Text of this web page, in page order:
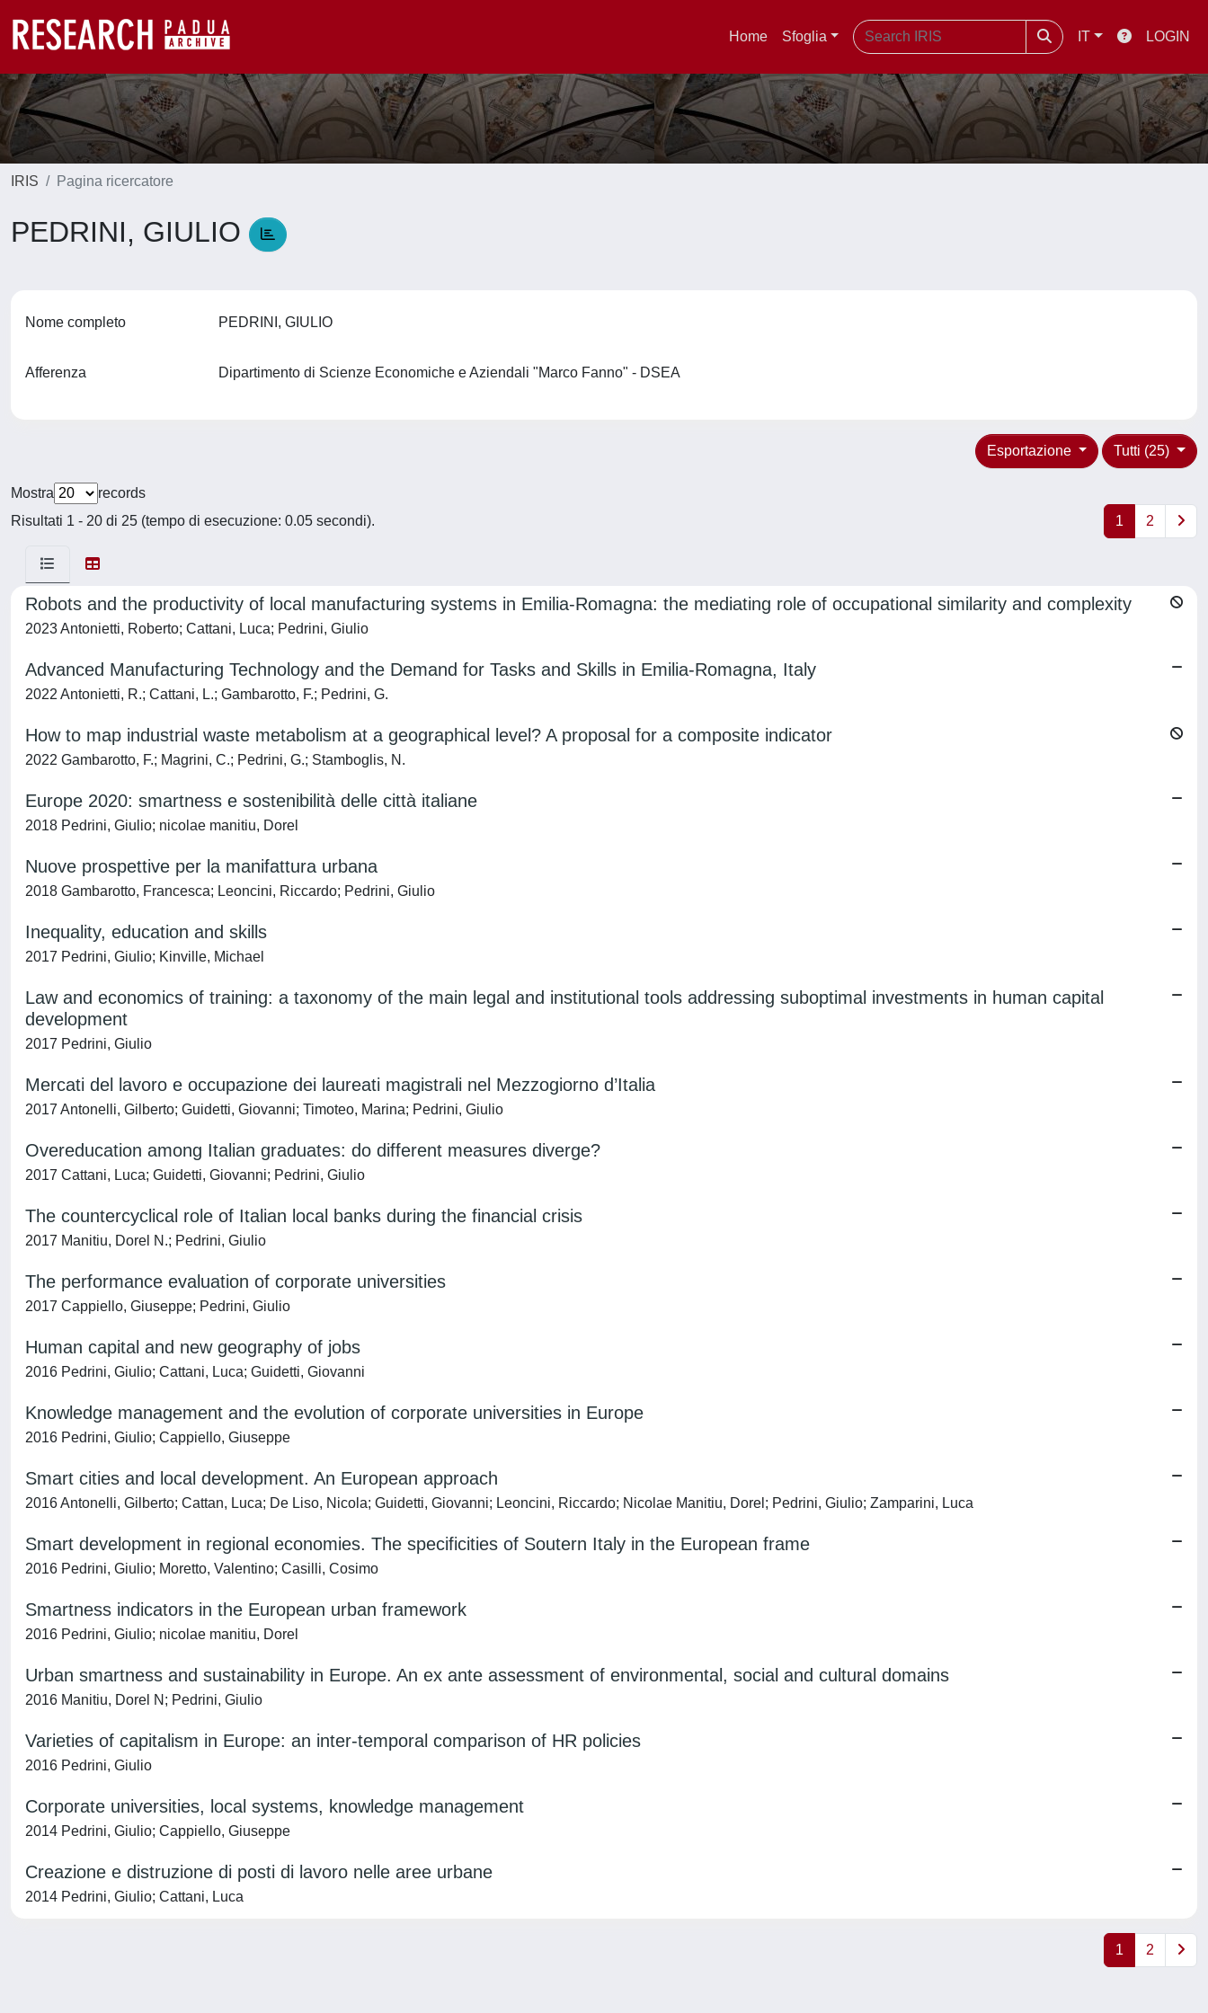
Home Sfoglia IT LOGIN
IRIS Pagina ricercatore
PEDRINI, GIULIO
Nome completo PEDRINI, GIULIO
Afferenza Dipartimento di Scienze Economiche e Aziendali "Marco Fanno" - DSEA
Tutti (25)
Esportazione
Mostra
records
Risultati 1 - 20 di 25 (tempo di esecuzione: 0.05 secondi).
1 2
Robots and the productivity of local manufacturing systems in Emilia-Romagna: the mediating role of occupational similarity and complexity
2023 Antonietti, Roberto; Cattani, Luca; Pedrini, Giulio
Advanced Manufacturing Technology and the Demand for Tasks and Skills in Emilia-Romagna, Italy
2022 Antonietti, R.; Cattani, L.; Gambarotto, F.; Pedrini, G.
How to map industrial waste metabolism at a geographical level? A proposal for a composite indicator
2022 Gambarotto, F.; Magrini, C.; Pedrini, G.; Stamboglis, N.
Europe 2020: smartness e sostenibilità delle città italiane
2018 Pedrini, Giulio; nicolae manitiu, Dorel
Nuove prospettive per la manifattura urbana
2018 Gambarotto, Francesca; Leoncini, Riccardo; Pedrini, Giulio
Inequality, education and skills
2017 Pedrini, Giulio; Kinville, Michael
Law and economics of training: a taxonomy of the main legal and institutional tools addressing suboptimal investments in human capital
development
2017 Pedrini, Giulio
Mercati del lavoro e occupazione dei laureati magistrali nel Mezzogiorno d’Italia
2017 Antonelli, Gilberto; Guidetti, Giovanni; Timoteo, Marina; Pedrini, Giulio
Overeducation among Italian graduates: do different measures diverge?
2017 Cattani, Luca; Guidetti, Giovanni; Pedrini, Giulio
The countercyclical role of Italian local banks during the financial crisis
2017 Manitiu, Dorel N.; Pedrini, Giulio
The performance evaluation of corporate universities
2017 Cappiello, Giuseppe; Pedrini, Giulio
Human capital and new geography of jobs
2016 Pedrini, Giulio; Cattani, Luca; Guidetti, Giovanni
Knowledge management and the evolution of corporate universities in Europe
2016 Pedrini, Giulio; Cappiello, Giuseppe
Smart cities and local development. An European approach
2016 Antonelli, Gilberto; Cattan, Luca; De Liso, Nicola; Guidetti, Giovanni; Leoncini, Riccardo; Nicolae Manitiu, Dorel; Pedrini, Giulio; Zamparini, Luca
Smart development in regional economies. The specificities of Soutern Italy in the European frame
2016 Pedrini, Giulio; Moretto, Valentino; Casilli, Cosimo
Smartness indicators in the European urban framework
2016 Pedrini, Giulio; nicolae manitiu, Dorel
Urban smartness and sustainability in Europe. An ex ante assessment of environmental, social and cultural domains
2016 Manitiu, Dorel N; Pedrini, Giulio
Varieties of capitalism in Europe: an inter-temporal comparison of HR policies
2016 Pedrini, Giulio
Corporate universities, local systems, knowledge management
2014 Pedrini, Giulio; Cappiello, Giuseppe
Creazione e distruzione di posti di lavoro nelle aree urbane
2014 Pedrini, Giulio; Cattani, Luca
1 2